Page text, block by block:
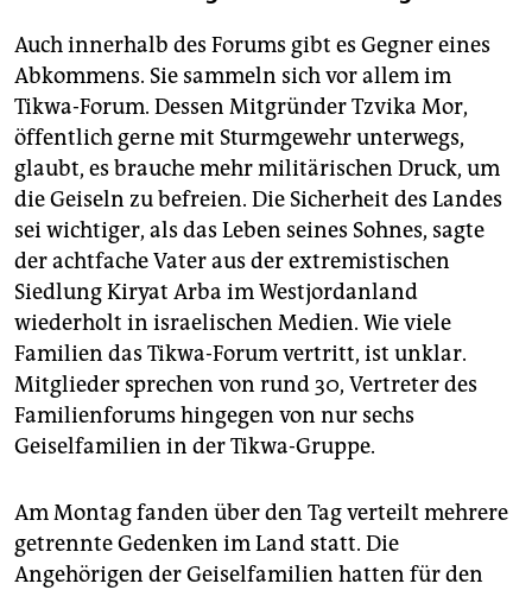
Auch innerhalb des Forums gibt es Gegner eines
Abkommens. Sie sammeln sich vor allem im
Tikwa-Forum. Dessen Mitgründer Tzvika Mor,
öffentlich gerne mit Sturmgewehr unterwegs,
glaubt, es brauche mehr militärischen Druck, um
die Geiseln zu befreien. Die Sicherheit des Landes
sei wichtiger, als das Leben seines Sohnes, sagte
der achtfache Vater aus der ex­tremistischen
Siedlung Kiryat Arba im Westjordanland
wiederholt in israelischen Medien. Wie viele
Familien das Tikwa-Forum vertritt, ist unklar.
Mitglieder sprechen von rund 30, Vertreter des
Familienforums hingegen von nur sechs
Geiselfamilien in der Tikwa-Gruppe.
Am Montag fanden über den Tag verteilt mehrere
getrennte Gedenken im Land statt. Die
Angehörigen der Geiselfamilien hatten für den